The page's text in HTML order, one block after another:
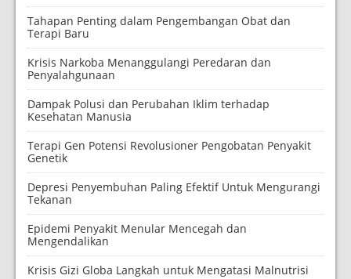
Tahapan Penting dalam Pengembangan Obat dan
Terapi Baru
Krisis Narkoba Menanggulangi Peredaran dan
Penyalahgunaan
Dampak Polusi dan Perubahan Iklim terhadap
Kesehatan Manusia
Terapi Gen Potensi Revolusioner Pengobatan Penyakit
Genetik
Depresi Penyembuhan Paling Efektif Untuk Mengurangi
Tekanan
Epidemi Penyakit Menular Mencegah dan
Mengendalikan
Krisis Gizi Globa Langkah untuk Mengatasi Malnutrisi